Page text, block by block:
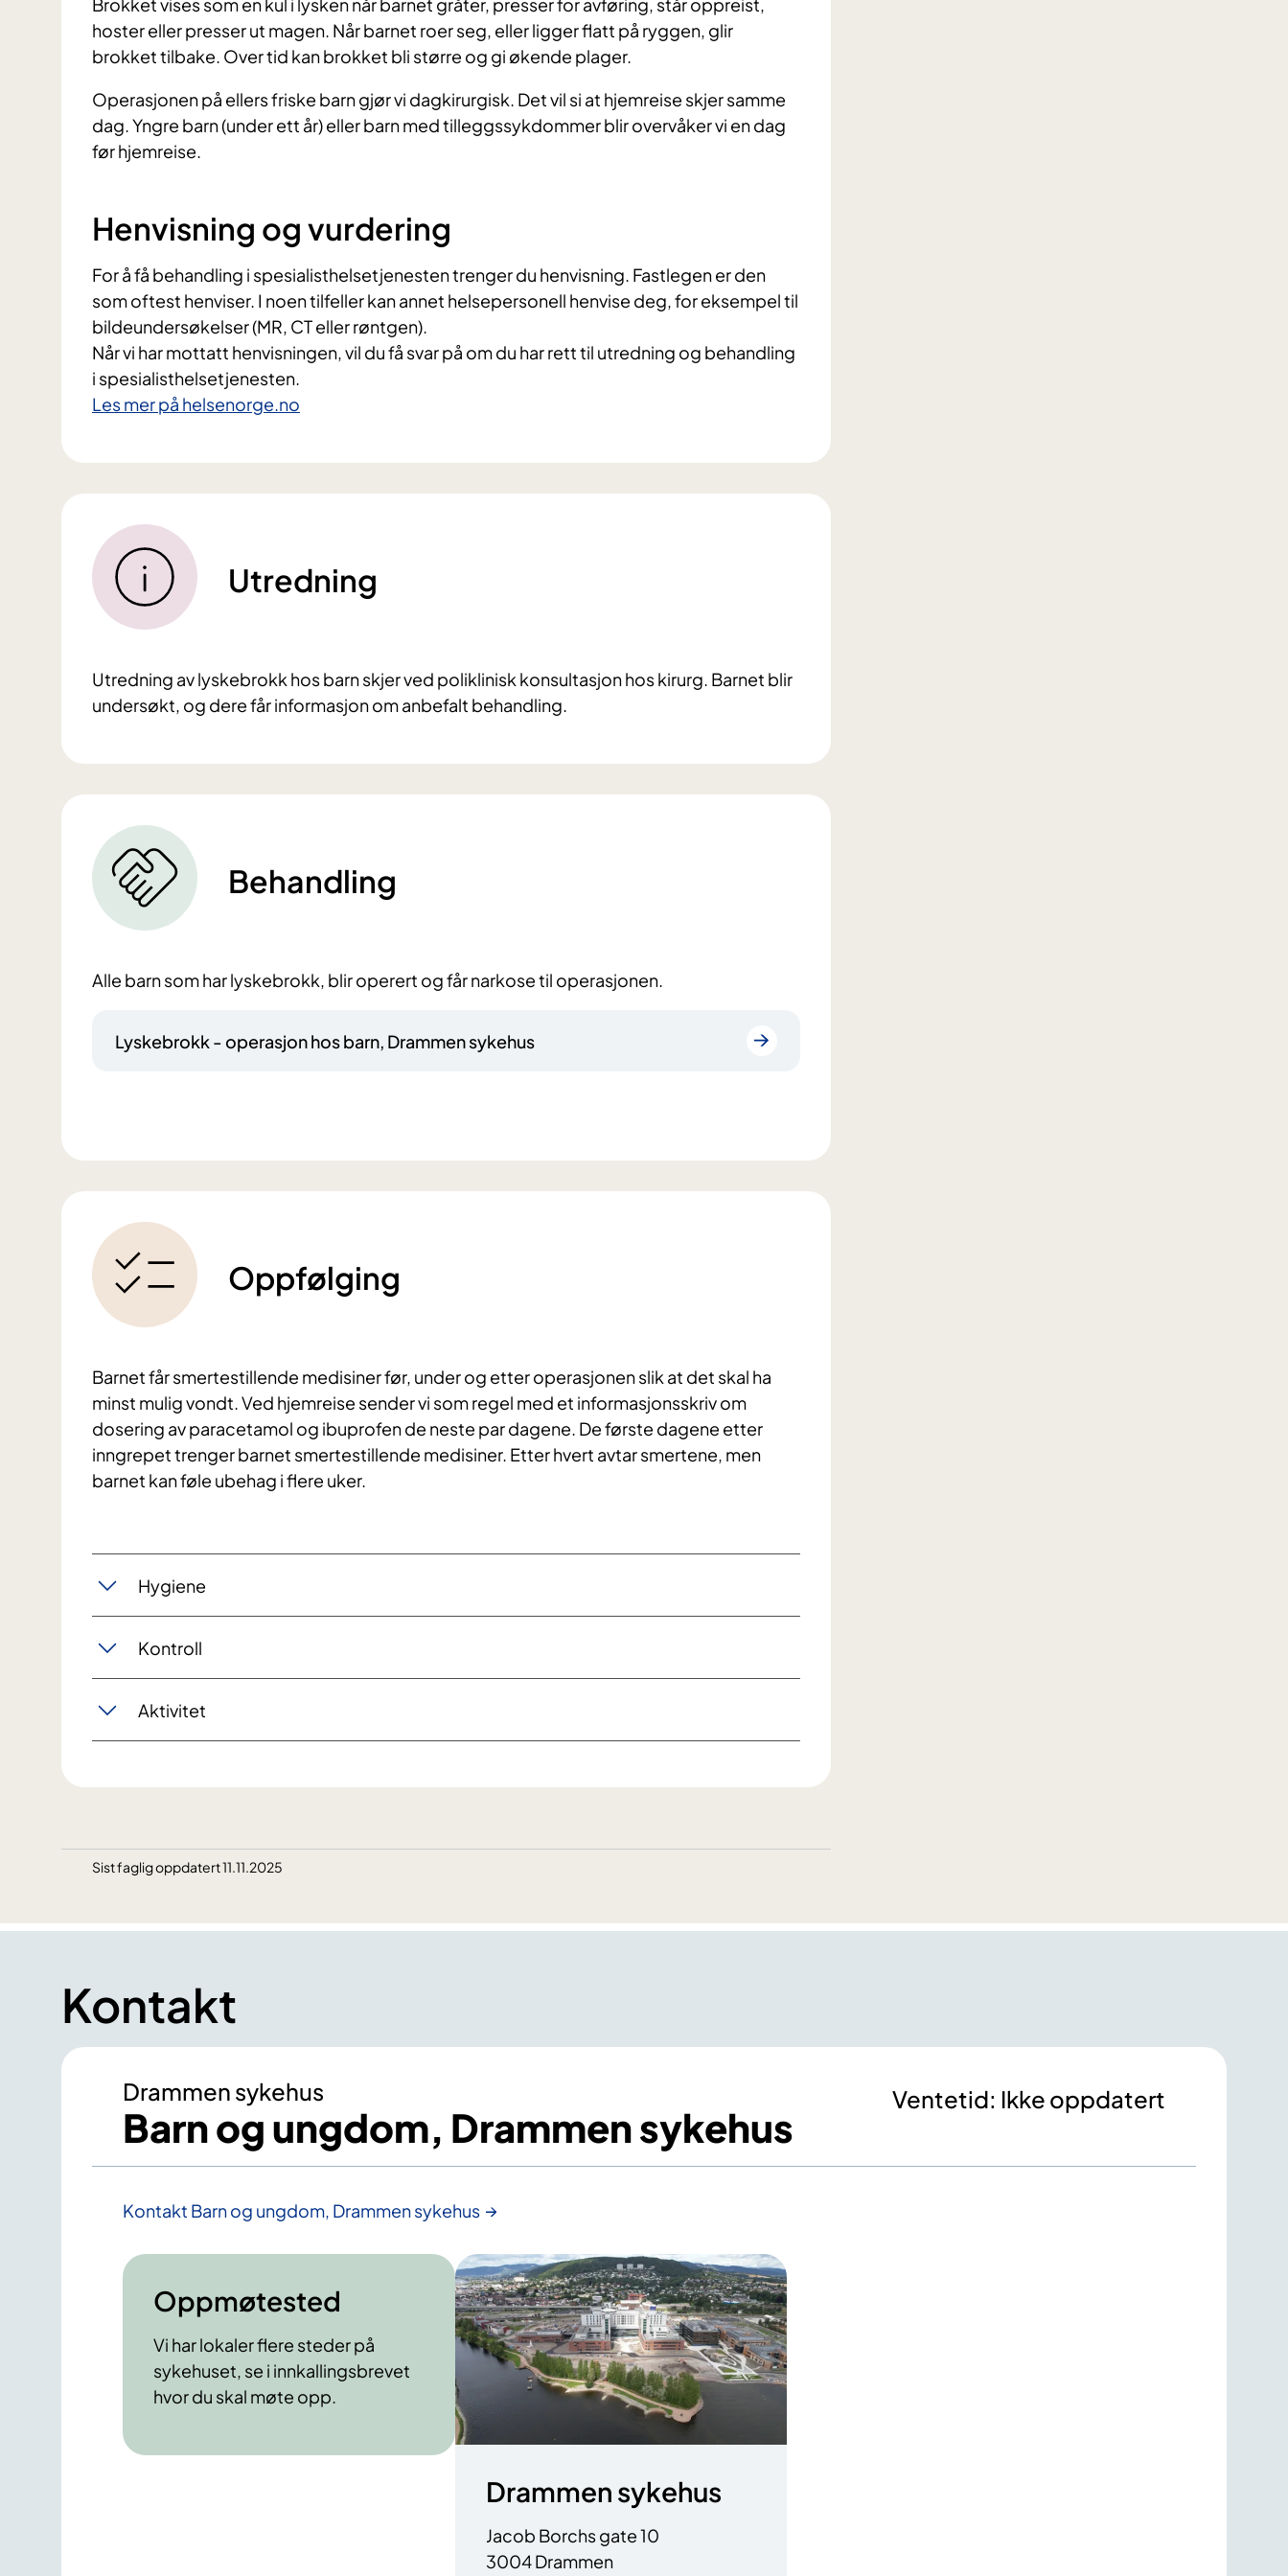
Brokket vises som en kul i lysken når barnet gråter, presser for avføring, står oppreist,
hoster eller presser ut magen. Når barnet roer seg, eller ligger flatt på ryggen, glir
brokket tilbake. Over tid kan brokket bli større og gi økende plager.
Operasjonen på ellers friske barn gjør vi dagkirurgisk. Det vil si at hjemreise skjer samme
dag. Yngre barn (under ett år) eller barn med tilleggssykdommer blir overvåker vi en dag
før hjemreise.
Henvisning og vurdering
For å få behandling i spesialisthelsetjenesten trenger du henvisning. Fastlegen er den
som oftest henviser. I noen tilfeller kan annet helsepersonell henvise deg, for eksempel til
bildeundersøkelser (MR, CT eller røntgen).
Når vi har mottatt henvisningen, vil du få svar på om du har rett til utredning og behandling
i spesialisthelsetjenesten.
Les mer på helsenorge.no
Utredning
Utredning av lyskebrokk hos barn skjer ved poliklinisk konsultasjon hos kirurg. Barnet blir
undersøkt, og dere får informasjon om anbefalt behandling.
Behandling
Alle barn som har lyskebrokk, blir operert og får narkose til operasjonen.
Lyskebrokk - operasjon hos barn, Drammen sykehus
Oppfølging
Barnet får smertestillende medisiner før, under og etter operasjonen slik at det skal ha
minst mulig vondt. Ved hjemreise sender vi som regel med et informasjonsskriv om
dosering av paracetamol og ibuprofen de neste par dagene. De første dagene etter
inngrepet trenger barnet smertestillende medisiner. Etter hvert avtar smertene, men
barnet kan føle ubehag i flere uker.
Hygiene
Kontroll
Aktivitet
Sist faglig oppdatert 11.11.2025
Kontakt
Drammen sykehus
Barn og ungdom, Drammen sykehus
Ventetid: Ikke oppdatert
Kontakt Barn og ungdom, Drammen sykehus
Oppmøtested
Vi har lokaler flere steder på
sykehuset, se i innkallingsbrevet
hvor du skal møte opp.
Drammen sykehus
Jacob Borchs gate 10
3004 Drammen